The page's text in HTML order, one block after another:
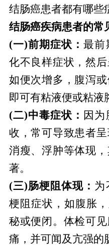
结肠癌患者都有哪些
结肠癌疾病患者的常
(一)前期症状：最前
化不良样症状，然
如便次增多，腹泻
即可有粘液便或粘液
(二)中毒症状： 因
收，常可导致患者呈
消瘦、浮肿等体现
著。
(三)肠梗阻体现： 为
梗阻症状，如腹胀
秘或便闭。体检可
痛，并可闻及亢强的